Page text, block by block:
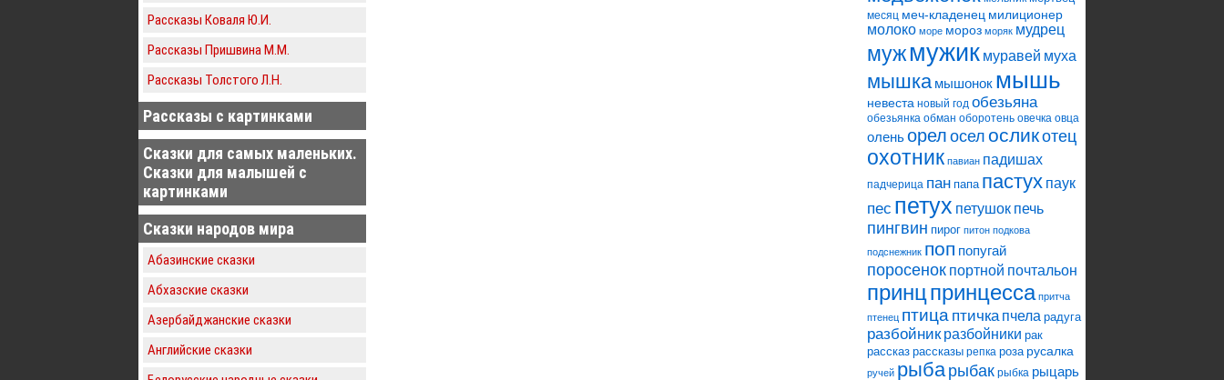
Рассказы Коваля Ю.И.
Рассказы Пришвина М.М.
Рассказы Толстого Л.Н.
Рассказы с картинками
Сказки для самых маленьких.
Сказки для малышей с
картинками
Сказки народов мира
Абазинские сказки
Абхазские сказки
Азербайджанские сказки
Английские сказки
месяц меч-кладенец милиционер
молоко море мороз моряк мудрец
мужмужик муравей муха
мышка мышонок мышь
невеста новый год обезьяна
обезьянка обман оборотень овечка овца
оленьорелоселосликотец
охотник павиан падишах
падчерица пан папа пастух паук
пес петух петушок печь
пингвин пирог питон подкова
подснежник поп попугай
поросенок портной почтальон
принцпринцесса притча
птенец птица птичка пчела радуга
разбойник разбойники рак
рассказ рассказы репка роза русалка
ручей рыбарыбак рыбка рыцарь